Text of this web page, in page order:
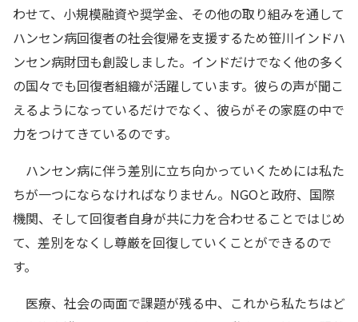
わせて、小規模融資や奨学金、その他の取り組みを通して
ハンセン病回復者の社会復帰を支援するため笹川インドハ
ンセン病財団も創設しました。インドだけでなく他の多く
の国々でも回復者組織が活躍しています。彼らの声が聞こ
えるようになっているだけでなく、彼らがその家庭の中で
力をつけてきているのです。
ハンセン病に伴う差別に立ち向かっていくためには私た
ちが一つにならなければなりません。NGOと政府、国際
機関、そして回復者自身が共に力を合わせることではじめ
て、差別をなくし尊厳を回復していくことができるので
す。
医療、社会の両面で課題が残る中、これから私たちはど